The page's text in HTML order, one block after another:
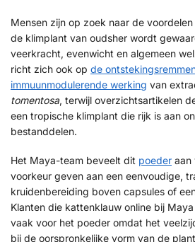
Mensen zijn op zoek naar de
de klimplant van oudsher wordt
veerkracht, evenwicht en algemeen
richt zich ook op de
immuunmodulerende werking van
tomentosa, terwijl overzichtsartikelen
een tropische klimplant die rijk is aan
bestanddelen.
Het Maya-team beveelt dit poeder aan
voorkeur geven aan een eenvoudige,
kruidenbereiding boven capsules of
Klanten die kattenklauw online bij
vaak voor het poeder omdat het
bij de oorspronkelijke vorm van de